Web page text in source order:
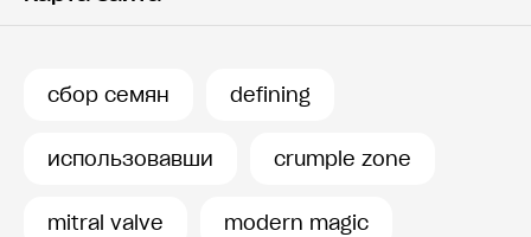
сбор семян defining
использовавши crumple zone
mitral valve modern magic